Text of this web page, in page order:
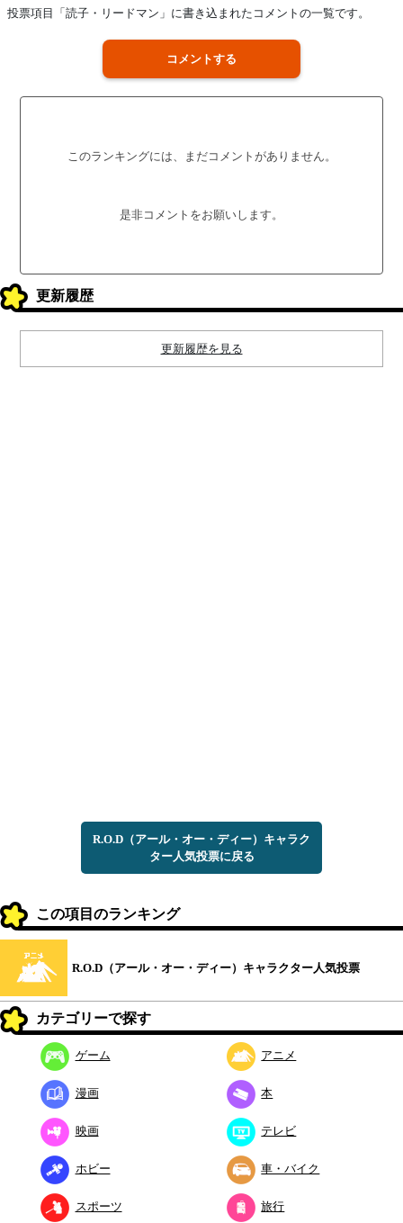
投票項目「読子・リードマン」に書き込まれたコメントの一覧です。
コメントする
このランキングには、まだコメントがありません。
是非コメントをお願いします。
更新履歴
更新履歴を見る
R.O.D（アール・オー・ディー）キャラク
ター人気投票に戻る
この項目のランキング
R.O.D（アール・オー・ディー）キャラクター人気投票
カテゴリーで探す
ゲーム アニメ
漫画 本
映画 テレビ
ホビー 車・バイク
スポーツ 旅行